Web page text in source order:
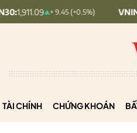
+ 9.45 (+0.5%) VNINDEX:
TÀI CHÍNH CHỨNG KHOÁN